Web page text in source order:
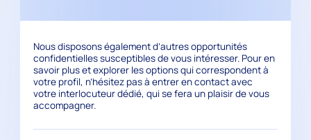
Nous disposons également d’autres opportunités
confidentielles susceptibles de vous intéresser. Pour en
savoir plus et explorer les options qui correspondent à
votre profil, n’hésitez pas à entrer en contact avec
votre interlocuteur dédié, qui se fera un plaisir de vous
accompagner.